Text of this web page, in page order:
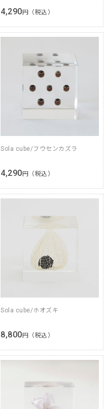
4,290 円（税込）
Sola cube/フウセンカズラ
4,290 円（税込）
Sola cube/ホオズキ
8,800 円（税込）